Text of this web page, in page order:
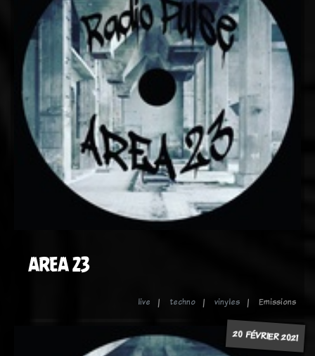
AREA 23
live techno vinyles Emissions
20 FÉVRIER 2021